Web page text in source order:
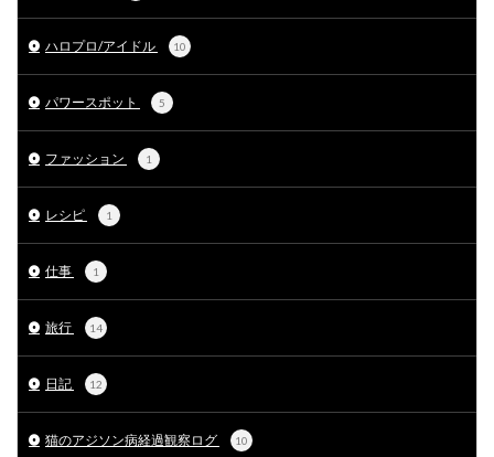
ハロプロ/アイドル 10
パワースポット 5
ファッション 1
レシピ 1
仕事 1
旅行 14
日記 12
猫のアジソン病経過観察ログ 10